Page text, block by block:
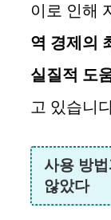
이로 인해
역 경제의
실질적 도
고 있습니
사용 방
않았다